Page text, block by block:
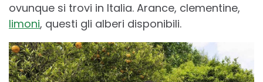
ovunque si trovi in Italia. Arance, clementine,
limoni, questi gli alberi disponibili.